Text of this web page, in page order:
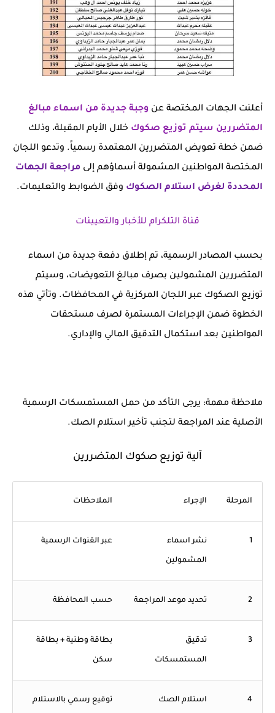
أعلنت الجهات المختصة عن وجبة جديدة من اسماء مبالغ
المتضررين سيتم توزيع صكوك خلال الأيام المقبلة، وذلك
ضمن خطة تعويض المتضررين المعتمدة رسمياً. وتدعو اللجان
المختصة المواطنين المشمولة أسماؤهم إلى مراجعة الجهات
المحددة لغرض استلام الصكوك وفق الضوابط والتعليمات.
قناة التلكرام للأخبار والتعيينات
بحسب المصادر الرسمية، تم إطلاق دفعة جديدة من اسماء
المتضررين المشمولين بصرف مبالغ التعويضات، وسيتم
توزيع الصكوك عبر اللجان المركزية في المحافظات. وتأتي هذه
الخطوة ضمن الإجراءات المستمرة لصرف مستحقات
المواطنين بعد استكمال التدقيق المالي والإداري.
ملاحظة مهمة: يرجى التأكد من حمل المستمسكات الرسمية
الأصلية عند المراجعة لتجنب تأخير استلام الصك.
آلية توزيع صكوك المتضررين
المرحلة الإجراء الملاحظات
1 نشر اسماء
المشمولين
عبر القنوات الرسمية
2 تحديد موعد المراجعة حسب المحافظة
3 تدقيق
المستمسكات
بطاقة وطنية + بطاقة
سكن
4 استلام الصك توقيع رسمي بالاستلام